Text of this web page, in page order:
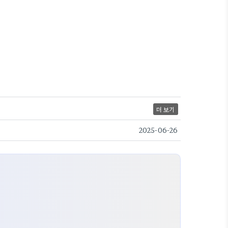
더 보기
2025-06-26